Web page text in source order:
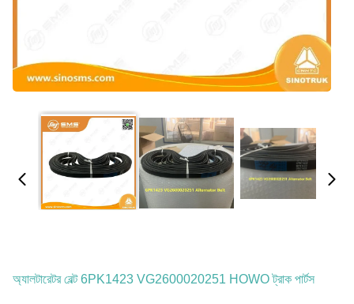
অ্যালটারেটর বেল্ট 6PK1423 VG2600020251 HOWO ট্রাক পার্টস